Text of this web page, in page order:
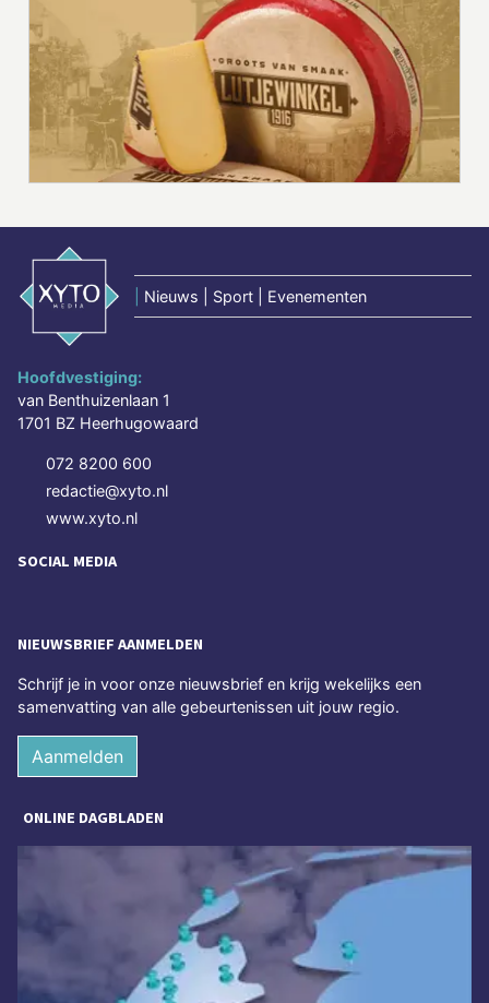
Nieuws | Sport | Evenementen
Hoofdvestiging:
van Benthuizenlaan 1
1701 BZ Heerhugowaard
072 8200 600
redactie@xyto.nl
www.xyto.nl
SOCIAL MEDIA
NIEUWSBRIEF AANMELDEN
Schrijf je in voor onze nieuwsbrief en krijg wekelijks een
samenvatting van alle gebeurtenissen uit jouw regio.
Aanmelden
ONLINE DAGBLADEN